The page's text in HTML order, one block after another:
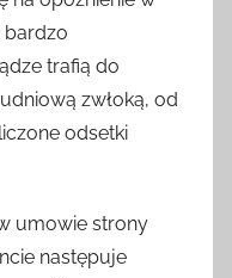
bardzo
trafią do
zwłoką, od
odsetki
umowie strony
następuje